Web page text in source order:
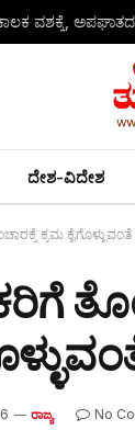
ದೇಶ-ವಿದೇಶ
ಕ್ರಮ
ರಾಜ್ಯ No